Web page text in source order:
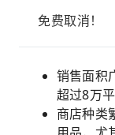
免费取消！
销售面积
超过8万平
商店种类